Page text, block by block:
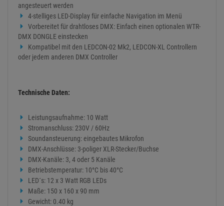
angesteuert werden
4-stelliges LED-Display für einfache Navigation im Menü
Vorbereitet für drahtloses DMX: Einfach einen optionalen WTR-
DMX DONGLE einstecken
Kompatibel mit den LEDCON-02 Mk2, LEDCON-XL Controllern
oder jedem anderen DMX Controller
Technische Daten:
Leistungsaufnahme: 10 Watt
Stromanschluss: 230V / 60Hz
Soundansteuerung: eingebautes Mikrofon
DMX-Anschlüsse: 3-poliger XLR-Stecker/Buchse
DMX-Kanäle: 3, 4 oder 5 Kanäle
Betriebstemperatur: 10°C bis 40°C
LED´s: 12 x 3 Watt RGB LEDs
Maße: 150 x 160 x 90 mm
Gewicht: 0.40 kg